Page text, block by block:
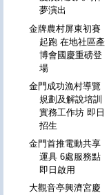
夢演出
金牌農村屏東初賽
起跑 在地社區產
博會國慶重磅登
場
金門成功漁村導覽
規劃及解說培訓
實務工作坊 即日
招生
金門首推電動共享
運具 6處服務點
即日啟用
大觀音亭興濟宮慶